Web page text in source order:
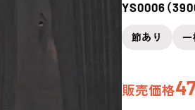
YS0006（
節あり 一
販売価格